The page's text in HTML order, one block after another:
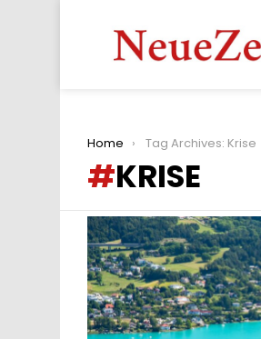
You are here:
Home Tag Archives: Krise
KRISE
LATEST
STORIES